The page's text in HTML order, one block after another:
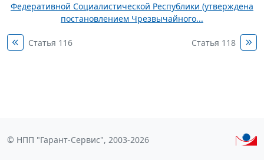
Федеративной Социалистической Республики (утверждена
постановлением Чрезвычайного...
Статья 116 Статья 118
© НПП "Гарант-Сервис", 2003-2026